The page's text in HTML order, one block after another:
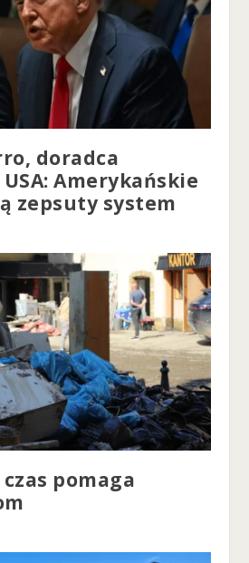
doradca
Amerykańskie
zepsuty system
pomaga